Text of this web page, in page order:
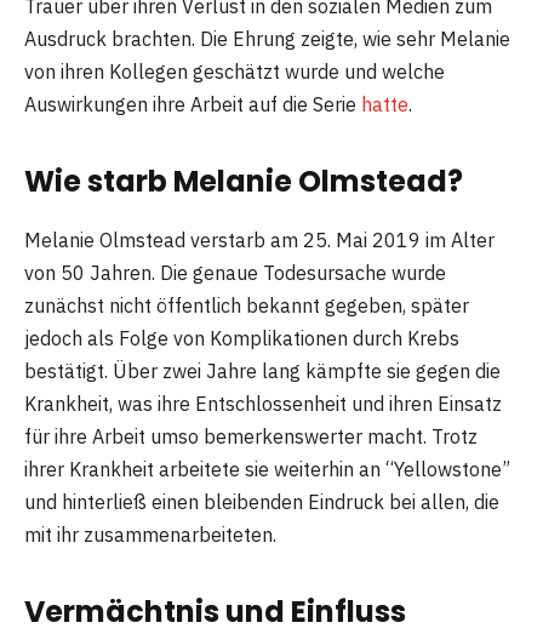
Trauer über ihren Verlust in den sozialen Medien zum
Ausdruck brachten. Die Ehrung zeigte, wie sehr Melanie
von ihren Kollegen geschätzt wurde und welche
Auswirkungen ihre Arbeit auf die Serie hatte.
Wie starb Melanie Olmstead?
Melanie Olmstead verstarb am 25. Mai 2019 im Alter
von 50 Jahren. Die genaue Todesursache wurde
zunächst nicht öffentlich bekannt gegeben, später
jedoch als Folge von Komplikationen durch Krebs
bestätigt. Über zwei Jahre lang kämpfte sie gegen die
Krankheit, was ihre Entschlossenheit und ihren Einsatz
für ihre Arbeit umso bemerkenswerter macht. Trotz
ihrer Krankheit arbeitete sie weiterhin an “Yellowstone”
und hinterließ einen bleibenden Eindruck bei allen, die
mit ihr zusammenarbeiteten.
Vermächtnis und Einfluss